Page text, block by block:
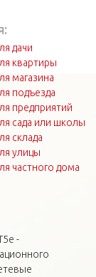
дачи
квартиры
магазина
подъезда
предприятий
сада или школы
склада
улицы
частного дома
-